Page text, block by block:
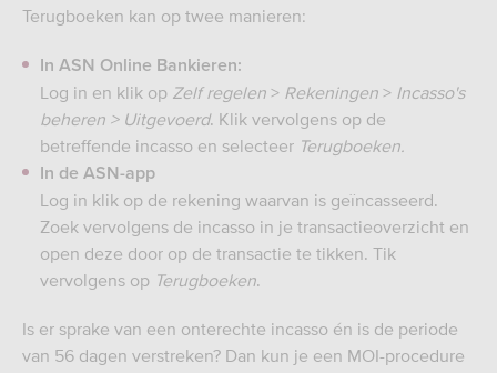
Terugboeken kan op twee manieren:
In ASN Online Bankieren:
Log in en klik op Zelf regelen > Rekeningen > Incasso's
beheren > Uitgevoerd. Klik vervolgens op de
betreffende incasso en selecteer Terugboeken.
In de ASN-app
Log in klik op de rekening waarvan is geïncasseerd.
Zoek vervolgens de incasso in je transactieoverzicht en
open deze door op de transactie te tikken. Tik
vervolgens op Terugboeken.
Is er sprake van een onterechte incasso én is de periode
van 56 dagen verstreken? Dan kun je een MOI-procedure